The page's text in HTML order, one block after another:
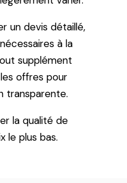
un devis détaillé,
à la
supplément
offres pour
transparente.
la qualité de
le plus bas.